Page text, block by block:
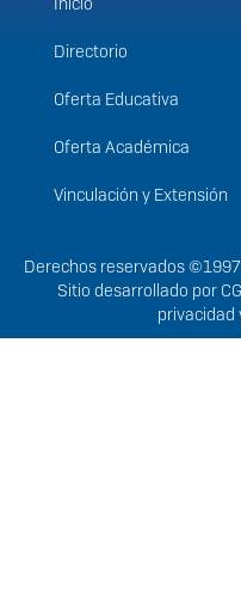
Menú
principal
Directorio
Oferta Educativa
Oferta Académica
Vinculación y Extensión
Derechos
Derechos reservados
Sitio desarrollado por
privacidad